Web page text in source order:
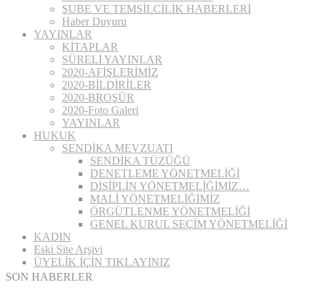
ŞUBE VE TEMSİLCİLİK HABERLERİ
Haber Duyuru
YAYINLAR
KİTAPLAR
SÜRELİ YAYINLAR
2020-AFİŞLERİMİZ
2020-BİLDİRİLER
2020-BROŞÜR
2020-Foto Galeri
YAYINLAR
HUKUK
SENDİKA MEVZUATI
SENDİKA TÜZÜĞÜ
DENETLEME YÖNETMELİĞİ
DİSİPLİN YÖNETMELİĞİMİZ…
MALİ YÖNETMELİĞİMİZ
ÖRGÜTLENME YÖNETMELİĞİ
GENEL KURUL SEÇİM YÖNETMELİĞİ
KADIN
Eski Site Arşivi
ÜYELİK İÇİN TIKLAYINIZ
SON HABERLER